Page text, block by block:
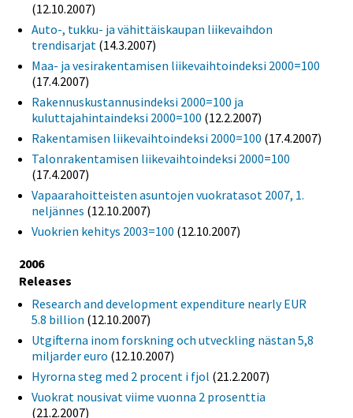
(12.10.2007)
Auto-, tukku- ja vähittäiskaupan liikevaihdon
trendisarjat (14.3.2007)
Maa- ja vesirakentamisen liikevaihtoindeksi 2000=100
(17.4.2007)
Rakennuskustannusindeksi 2000=100 ja
kuluttajahintaindeksi 2000=100 (12.2.2007)
Rakentamisen liikevaihtoindeksi 2000=100 (17.4.2007)
Talonrakentamisen liikevaihtoindeksi 2000=100
(17.4.2007)
Vapaarahoitteisten asuntojen vuokratasot 2007, 1.
neljännes (12.10.2007)
Vuokrien kehitys 2003=100 (12.10.2007)
2006
Releases
Research and development expenditure nearly EUR
5.8 billion (12.10.2007)
Utgifterna inom forskning och utveckling nästan 5,8
miljarder euro (12.10.2007)
Hyrorna steg med 2 procent i fjol (21.2.2007)
Vuokrat nousivat viime vuonna 2 prosenttia
(21.2.2007)